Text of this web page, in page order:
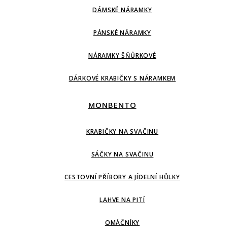
DÁMSKÉ NÁRAMKY
PÁNSKÉ NÁRAMKY
NÁRAMKY ŠŇŮRKOVÉ
DÁRKOVÉ KRABIČKY S NÁRAMKEM
MONBENTO
KRABIČKY NA SVAČINU
SÁČKY NA SVAČINU
CESTOVNÍ PŘÍBORY A JÍDELNÍ HŮLKY
LAHVE NA PITÍ
OMÁČNÍKY